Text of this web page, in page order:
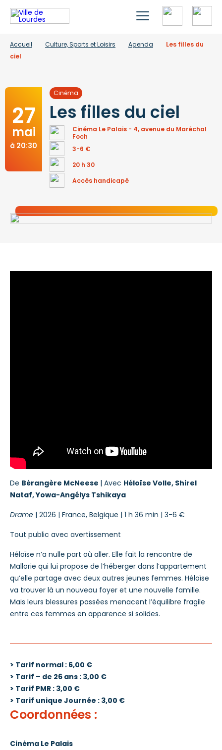
Accueil Culture, Sports et Loisirs Agenda
Les filles du
ciel
27
mai
à 20:30
Cinéma
Les filles du ciel
Cinéma Le Palais - 4, avenue du Maréchal
Foch
3-6 €
20 h 30
Accès handicapé
De Bérangère McNeese | Avec Héloïse Volle, Shirel
Nataf, Yowa-Angélys Tshikaya
Drame | 2026 | France, Belgique | 1 h 36 min | 3-6 €
Tout public avec avertissement
Héloïse n’a nulle part où aller. Elle fait la rencontre de
Mallorie qui lui propose de l’héberger dans l’appartement
qu’elle partage avec deux autres jeunes femmes. Héloïse
va trouver là un nouveau foyer et une nouvelle famille.
Mais leurs blessures passées menacent l’équilibre fragile
entre ces femmes en apparence si solides.
> Tarif normal : 6,00 €
> Tarif – de 26 ans : 3,00 €
> Tarif PMR : 3,00 €
> Tarif unique Journée : 3,00 €
Coordonnées :
Cinéma Le Palais